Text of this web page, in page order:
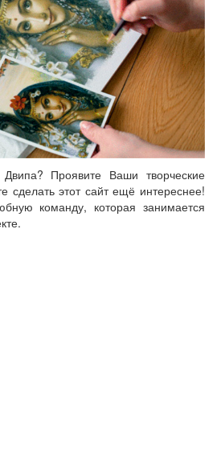
Проявите Ваши творческие
сделать этот сайт ещё интереснее!
команду, которая занимается